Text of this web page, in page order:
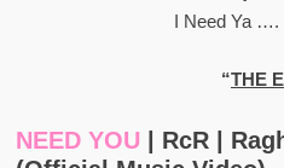
I Need Ya
“THE
NEED YOU| RcR |